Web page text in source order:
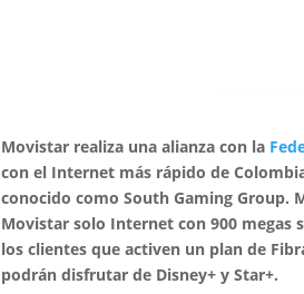
Movistar realiza una alianza con la
con el Internet más rápido de
conocido como South Gaming Group.
Movistar solo Internet con 900 megas
los clientes que activen un plan de
podrán disfrutar de Disney+ y Star+.